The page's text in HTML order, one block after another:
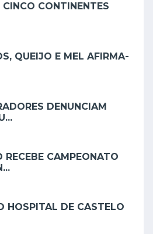
CONTINENTES
QUEIJO E MEL AFIRMA-
DENUNCIAM
RECEBE CAMPEONATO
HOSPITAL DE CASTELO